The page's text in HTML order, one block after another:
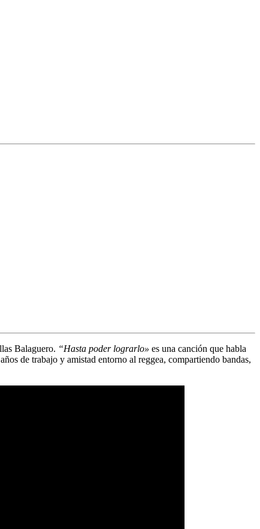
Balaguero. “Hasta poder lograrlo» es una canción que habla
de trabajo y amistad entorno al reggea, compartiendo bandas,